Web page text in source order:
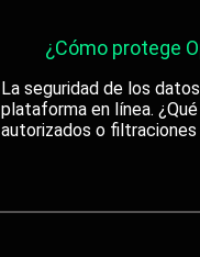
¿Cómo protege
La seguridad de los
plataforma en línea.
autorizados o